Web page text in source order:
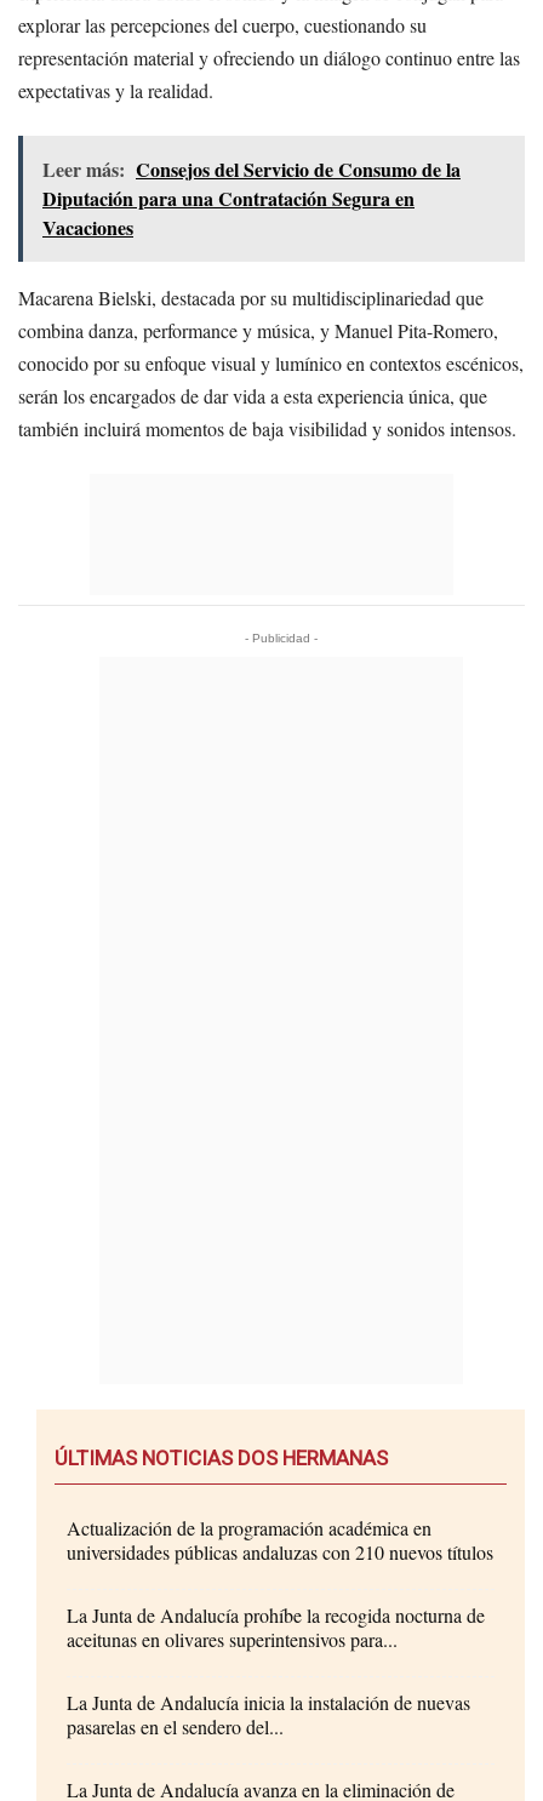
explorar las percepciones del cuerpo, cuestionando su
representación material y ofreciendo un diálogo continuo entre las
expectativas y la realidad.
Leer más: Consejos del Servicio de Consumo de la
Diputación para una Contratación Segura en
Vacaciones
Macarena Bielski, destacada por su multidisciplinariedad que
combina danza, performance y música, y Manuel Pita-Romero,
conocido por su enfoque visual y lumínico en contextos escénicos,
serán los encargados de dar vida a esta experiencia única, que
también incluirá momentos de baja visibilidad y sonidos intensos.
- Publicidad -
ÚLTIMAS NOTICIAS DOS HERMANAS
Actualización de la programación académica en
universidades públicas andaluzas con 210 nuevos títulos
La Junta de Andalucía prohíbe la recogida nocturna de
aceitunas en olivares superintensivos para...
La Junta de Andalucía inicia la instalación de nuevas
pasarelas en el sendero del...
La Junta de Andalucía avanza en la eliminación de